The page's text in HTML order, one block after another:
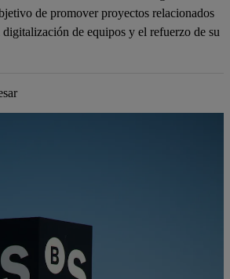
de promover proyectos relacionados
de equipos y el refuerzo de su